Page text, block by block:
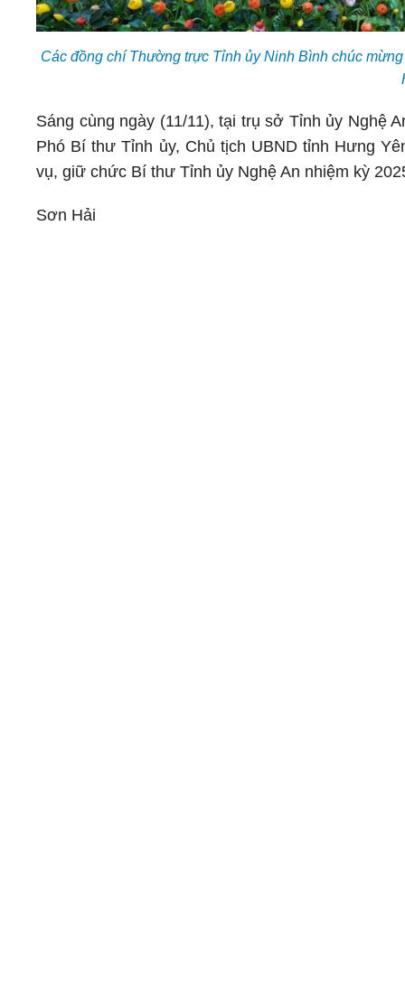
Các đồng chí Thường trực Tỉnh ủy Ninh Bình chúc
Sáng cùng ngày (11/11), tại trụ sở Tỉnh ủy Nghệ
Phó Bí thư Tỉnh ủy, Chủ tịch UBND tỉnh Hưng
vụ, giữ chức Bí thư Tỉnh ủy Nghệ An nhiệm kỳ
Sơn Hải